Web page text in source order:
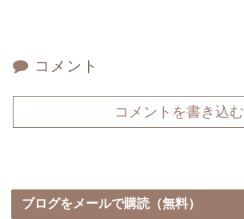
コメント
コメントを書き込む
ブログをメールで購読（無料）